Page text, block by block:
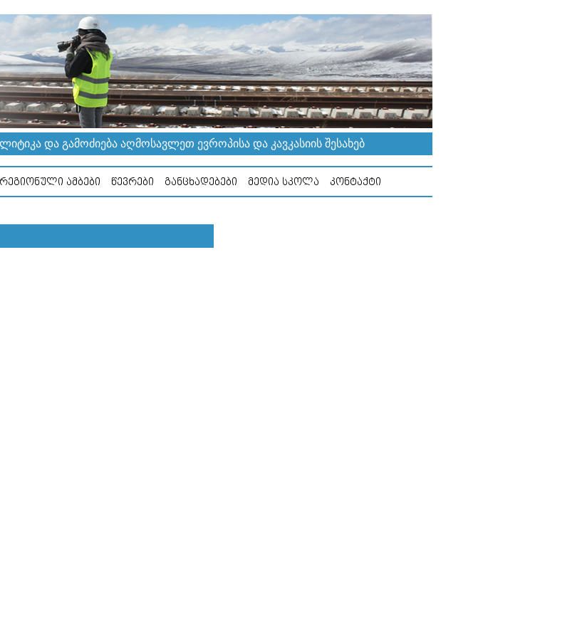
ᲓᲐ ᲒᲐᲛᲝᲫᲘᲔᲑᲐ ᲐᲦᲛᲝᲡᲐᲕᲚᲔᲗ ᲔᲕᲠᲝᲞᲘᲡᲐ ᲓᲐ ᲙᲐᲕᲙᲐᲡᲘᲘᲡ ᲨᲔᲡᲐᲮᲔᲑ
ᲠᲔᲒᲘᲝᲜᲣᲚᲘ ᲐᲛᲑᲔᲑᲘ ᲬᲔᲕᲠᲔᲑᲘ ᲒᲐᲜᲪᲮᲐᲓᲔᲑᲔᲑᲘ ᲛᲔᲓᲘᲐ ᲡᲙᲝᲚᲐ ᲙᲝᲜᲢᲐᲥᲢᲘ